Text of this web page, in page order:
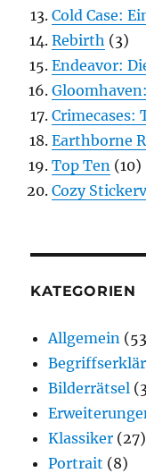
Cold Case:
Rebirth (3)
Endeavor:
Earthborne
Top Ten (10)
Cozy
KATEGORIEN
Allgemein
Bilderrätsel
Klassiker (27)
Portrait (8)